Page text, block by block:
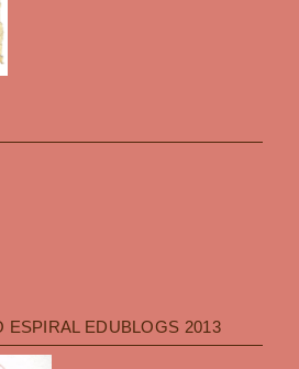
ESPIRAL EDUBLOGS 2013